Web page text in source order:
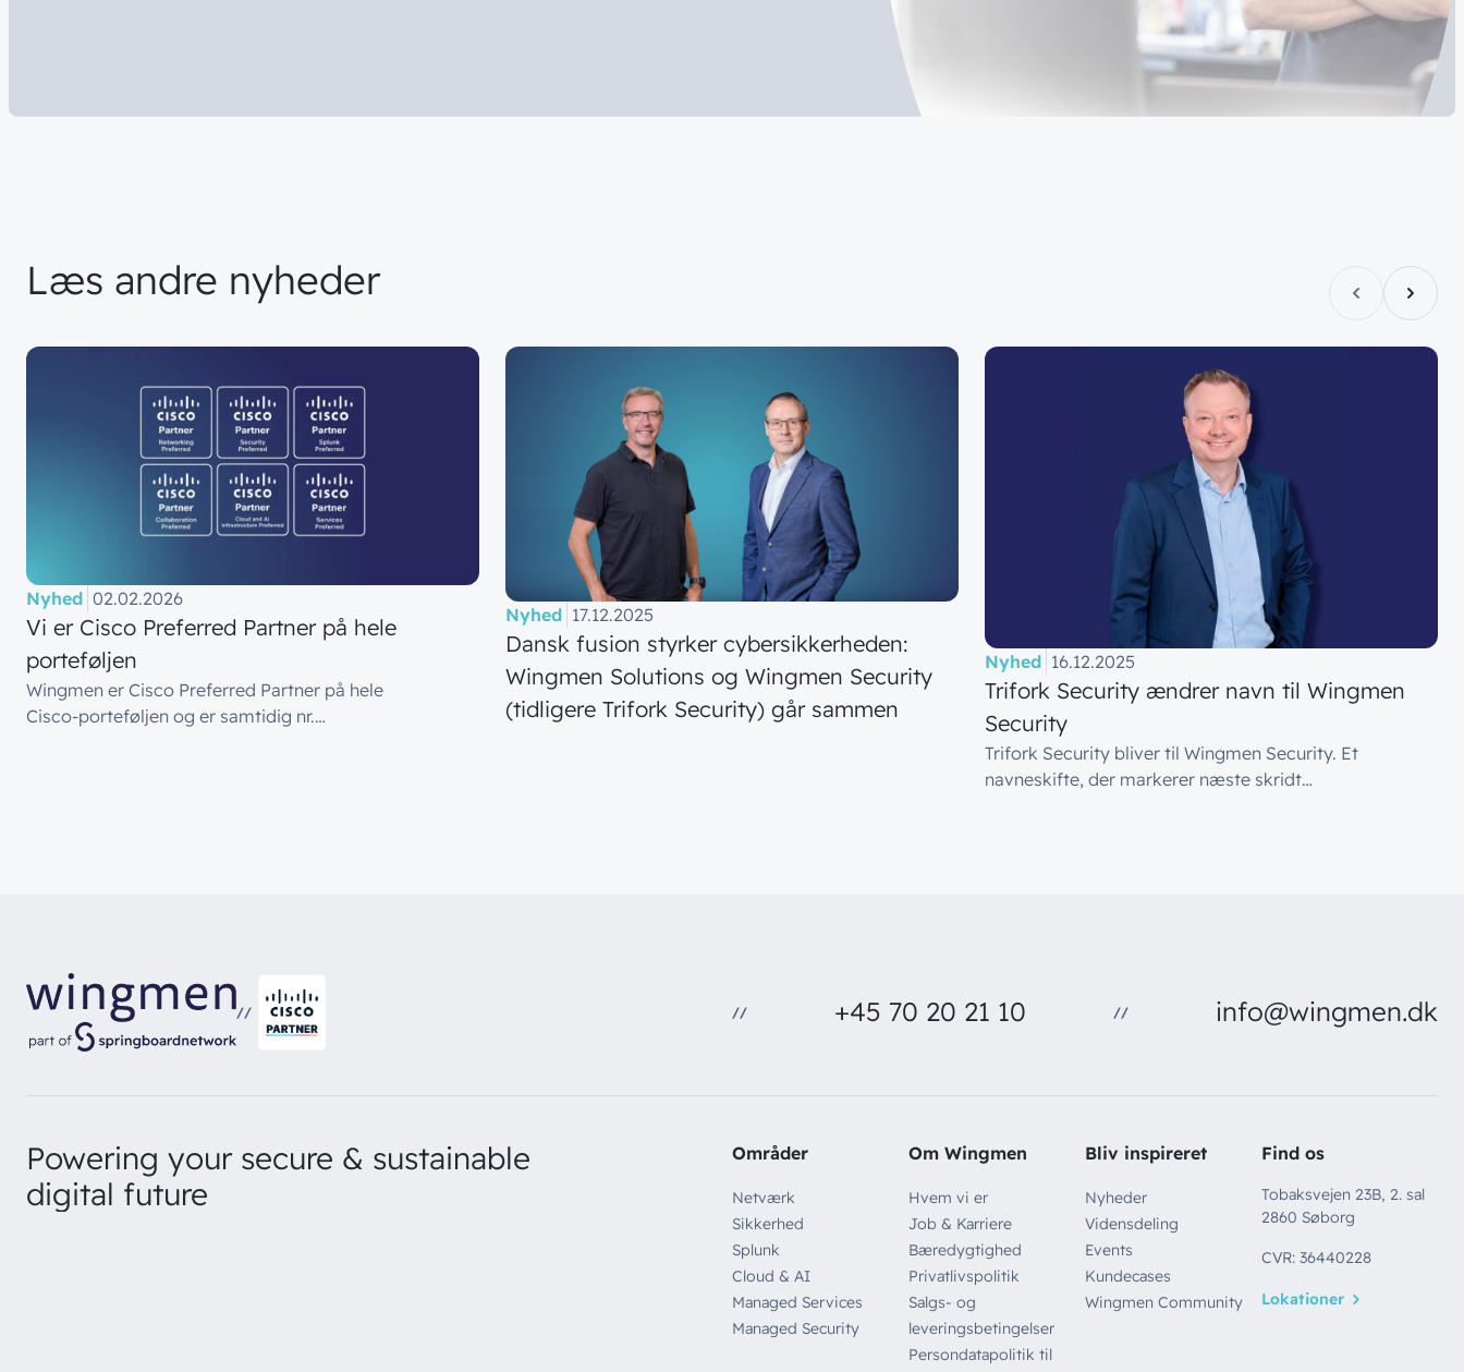
Læs andre nyheder
Nyhed 02.02.2026
Vi er Cisco Preferred Partner på hele
porteføljen
Wingmen er Cisco Preferred Partner på hele
Cisco‑porteføljen og er samtidig nr.…
Nyhed 17.12.2025
Dansk fusion styrker cybersikkerheden:
Wingmen Solutions og Wingmen Security
(tidligere Trifork Security) går sammen
Nyhed 16.12.2025
Trifork Security ændrer navn til Wingmen
Security
Trifork Security bliver til Wingmen Security. Et
navneskifte, der markerer næste skridt…
// // +45 70 20 21 10 // info@wingmen.dk
Powering your secure & sustainable
digital future
Områder
Netværk
Sikkerhed
Splunk
Cloud & AI
Managed Services
Managed Security
Om Wingmen
Hvem vi er
Job & Karriere
Bæredygtighed
Privatlivspolitik
Salgs- og
leveringsbetingelser
Persondatapolitik til
Bliv inspireret
Nyheder
Vidensdeling
Events
Kundecases
Wingmen Community
Find os
Tobaksvejen 23B, 2. sal
2860 Søborg
CVR: 36440228
Lokationer